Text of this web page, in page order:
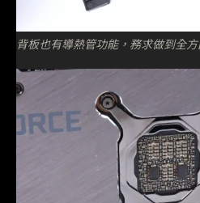
背板也有導熱管功能，務求做到全方